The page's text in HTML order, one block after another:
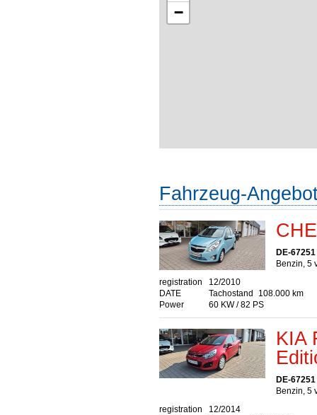
−
Fahrzeug-
DE-
Benzin, 5
registration
DATE
12/2010
Tachostand
108.000 km
Power
60 KW / 82 PS
KIA
DE-
Benzin, 5
registration
12/2014